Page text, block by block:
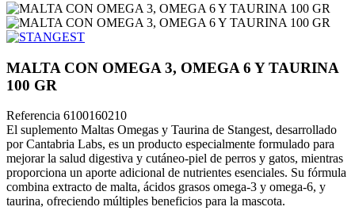
MALTA CON OMEGA 3, OMEGA 6 Y TAURINA
100 GR
Referencia 6100160210
El suplemento Maltas Omegas y Taurina de Stangest, desarrollado
por Cantabria Labs, es un producto especialmente formulado para
mejorar la salud digestiva y cutáneo-piel de perros y gatos, mientras
proporciona un aporte adicional de nutrientes esenciales. Su fórmula
combina extracto de malta, ácidos grasos omega-3 y omega-6, y
taurina, ofreciendo múltiples beneficios para la mascota.